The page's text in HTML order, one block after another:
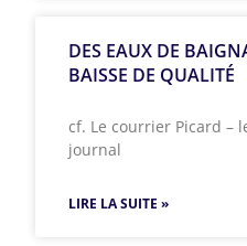
DES EAUX DE
BAISSE DE QUALITÉ
cf. Le courrier Picard –
journal
LIRE LA SUITE »